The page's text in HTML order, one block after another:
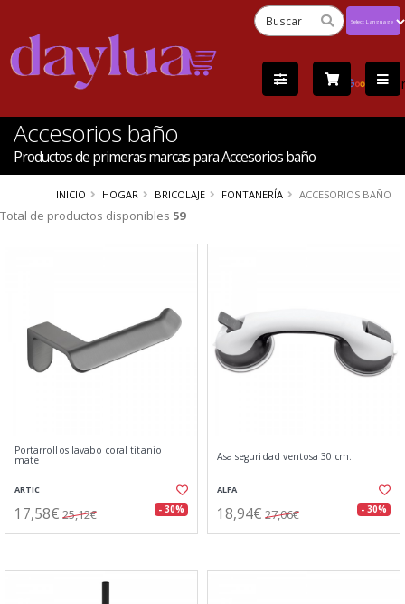
by
Accesorios baño
Productos de primeras marcas para Accesorios baño
INICIO HOGAR BRICOLAJE FONTANERÍA ACCESORIOS BAÑO
Total de productos disponibles 59
Portarrollos lavabo coral titanio
mate
ARTIC
17,58€ 25,12€ - 30%
Asa seguridad ventosa 30 cm.
ALFA
18,94€ 27,06€ - 30%